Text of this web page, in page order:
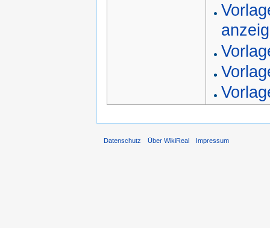
Datenschutz Über WikiReal Impressum